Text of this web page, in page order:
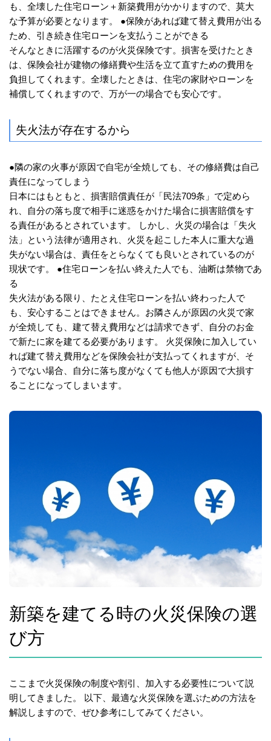
も、全壊した住宅ローン＋新築費用がかかりますので、莫大
な予算が必要となります。 ●保険があれば建て替え費用が出る
ため、引き続き住宅ローンを支払うことができる
そんなときに活躍するのが火災保険です。損害を受けたとき
は、保険会社が建物の修繕費や生活を立て直すための費用を
負担してくれます。全壊したときは、住宅の家財やローンを
補償してくれますので、万が一の場合でも安心です。
失火法が存在するから
●隣の家の火事が原因で自宅が全焼しても、その修繕費は自己
責任になってしまう
日本にはもともと、損害賠償責任が「民法709条」で定めら
れ、自分の落ち度で相手に迷惑をかけた場合に損害賠償をす
る責任があるとされています。 しかし、火災の場合は「失火
法」という法律が適用され、火災を起こした本人に重大な過
失がない場合は、責任をとらなくても良いとされているのが
現状です。 ●住宅ローンを払い終えた人でも、油断は禁物であ
る
失火法がある限り、たとえ住宅ローンを払い終わった人で
も、安心することはできません。お隣さんが原因の火災で家
が全焼しても、建て替え費用などは請求できず、自分のお金
で新たに家を建てる必要があります。 火災保険に加入してい
れば建て替え費用などを保険会社が支払ってくれますが、そ
うでない場合、自分に落ち度がなくても他人が原因で大損す
ることになってしまいます。
新築を建てる時の火災保険の選
び方
ここまで火災保険の制度や割引、加入する必要性について説
明してきました。 以下、最適な火災保険を選ぶための方法を
解説しますので、ぜひ参考にしてみてください。